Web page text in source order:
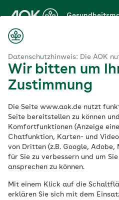
Datenschutzhinweis: Die AOK
Wir bitten um
Zustimmung
Die Seite www.aok.de nutzt
Seite bereitstellen zu können
Komfortfunktionen (Anzeige
Chatfunktion, Karten- und
von Dritten (z.B. Google,
für Sie zu verbessern und um
ansprechen zu können.
Mit einem Klick auf die
erklären Sie sich mit dem
Hauptinhalt
springen
die Rolle